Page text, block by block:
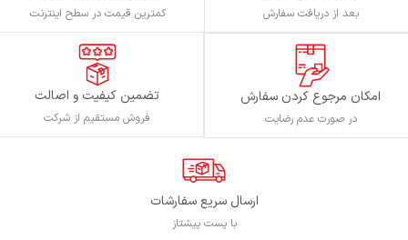
بعد از دریافت سفارش کمترین قیمت در سطح اینترنت
امکان مرجوع کردن سفارش
در صورت عدم رضایت
تضمین کیفیت و اصالت
فروش مستقیم از شرکت
ارسال سریع سفارشات
با پست پیشتاز